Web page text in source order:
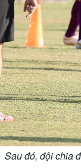
Sau đó, đội chia